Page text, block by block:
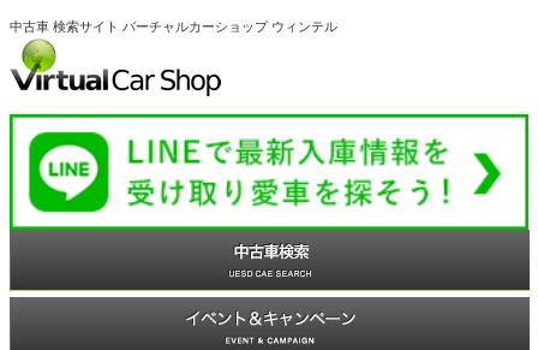
中古車 検索サイト バーチャルカーショップ ウィンテル